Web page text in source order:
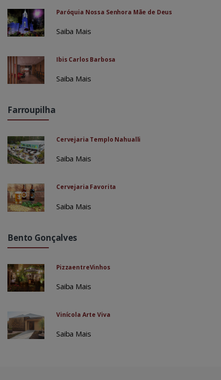
Paróquia Nossa Senhora Mãe de Deus
Saiba Mais
Ibis Carlos Barbosa
Saiba Mais
Farroupilha
Cervejaria Templo Nahualli
Saiba Mais
Cervejaria Favorita
Saiba Mais
Bento Gonçalves
PizzaentreVinhos
Saiba Mais
Vinícola Arte Viva
Saiba Mais